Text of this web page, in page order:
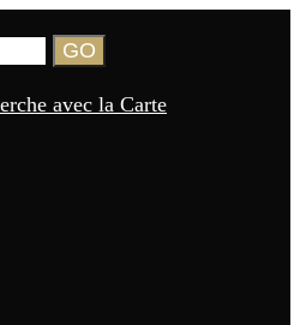
en France
GO
avec la Carte